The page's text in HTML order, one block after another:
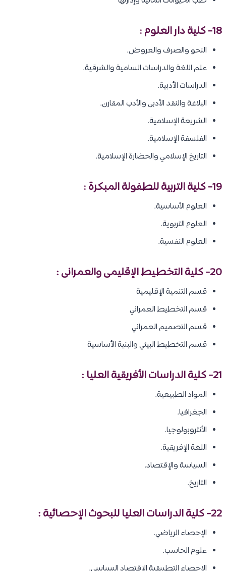
18- كلية دار العلوم :
النحو والصرف والعروض.
علم اللغة والدراسات السامية والشرقية.
الدراسات الأدبية.
البلاغة والنقد الأدبى والأدب المقارن.
الشريعة الإسلامية.
الفلسفة الإسلامية.
التاريخ الإسلامي والحضارة الإسلامية.
19- كلية التربية للطفولة المبكرة :
العلوم الأساسية.
العلوم التربوية.
العلوم النفسية.
20- كلية التخطيط الإقليمى والعمرانى :
قسم التنمية الإقليمية
قسم التخطيط العمراني
قسم التصميم العمراني
قسم التخطيط البيئي والبنية الأساسية
21- كلية الدراسات الأفريقية العليا :
المواد الطبيعية.
الجغرافيا.
الأنثروبولوجيا.
اللغة الإفريقية.
السياسة والإقتصاد.
التاريخ.
22- كلية الدراسات العليا للبحوث الإحصائية :
الإحصاء الرياضي.
علوم الحاسب.